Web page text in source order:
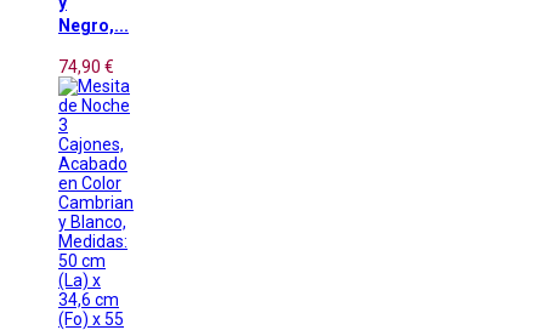
Negro,...
74,90 €